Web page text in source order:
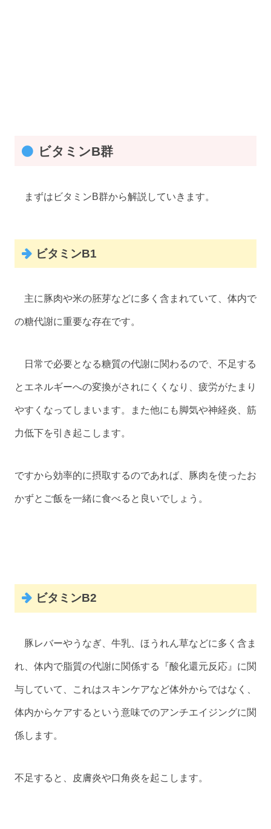
ビタミンB群
まずはビタミンB群から解説していきます。
ビタミンB1
主に豚肉や米の胚芽などに多く含まれていて、体内で
の糖代謝に重要な存在です。
日常で必要となる糖質の代謝に関わるので、不足する
とエネルギーへの変換がされにくくなり、疲労がたまり
やすくなってしまいます。また他にも脚気や神経炎、筋
力低下を引き起こします。
ですから効率的に摂取するのであれば、豚肉を使ったお
かずとご飯を一緒に食べると良いでしょう。
ビタミンB2
豚レバーやうなぎ、牛乳、ほうれん草などに多く含ま
れ、体内で脂質の代謝に関係する『酸化還元反応』に関
与していて、これはスキンケアなど体外からではなく、
体内からケアするという意味でのアンチエイジングに関
係します。
不足すると、皮膚炎や口角炎を起こします。